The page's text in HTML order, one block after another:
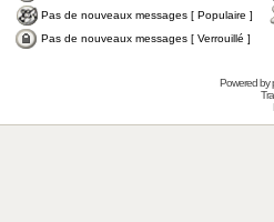
Pas de nouveaux messages [ Populaire ]
Pas de nouveaux messages [ Verrouillé ]
Powered by